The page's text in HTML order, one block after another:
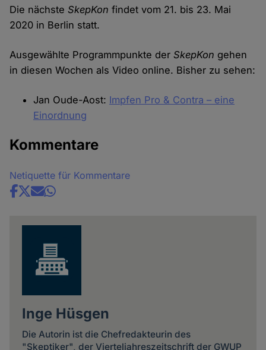
Die nächsteSkepKon findet vom 21. bis 23. Mai
2020 in Berlin statt.
Ausgewählte Programmpunkte derSkepKon gehen
in diesen Wochen als Video online. Bisher zu sehen:
Jan Oude-Aost: Impfen Pro & Contra – eine
Einordnung
Kommentare
Netiquette für Kommentare
Share
Inge Hüsgen
Die Autorin ist die Chefredakteurin des
"Skeptiker", der Vierteljahreszeitschrift der GWUP